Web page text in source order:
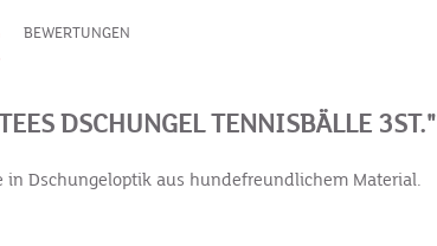
BEWERTUNGEN
DSCHUNGEL TENNISBÄLLE 3ST."
Dschungeloptik aus hundefreundlichem Material.